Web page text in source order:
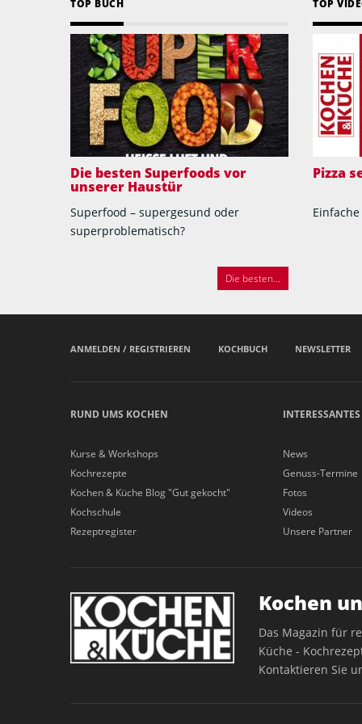
TOP BUCH
Die besten Superfoods vor
unserer Haustür
Superfood – supergesund oder
superproblematisch?
Die besten...
TOP
Pizza
ANMELDEN / REGISTRIEREN KOCHBUCH NEWSLETTER
RUND UMS KOCHEN
Kurse & Workshops
Kochrezepte
Kochen & Küche Blog "Gut gekocht"
Kochschule
Rezeptregister
News
Genuss-Termine
Fotos
Videos
Unsere Partner
Kochen
Das Magazin für
Küche -
Kontaktieren Sie